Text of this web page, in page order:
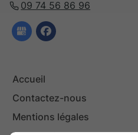
09 74 56 86 96
Accueil
Contactez-nous
Mentions légales